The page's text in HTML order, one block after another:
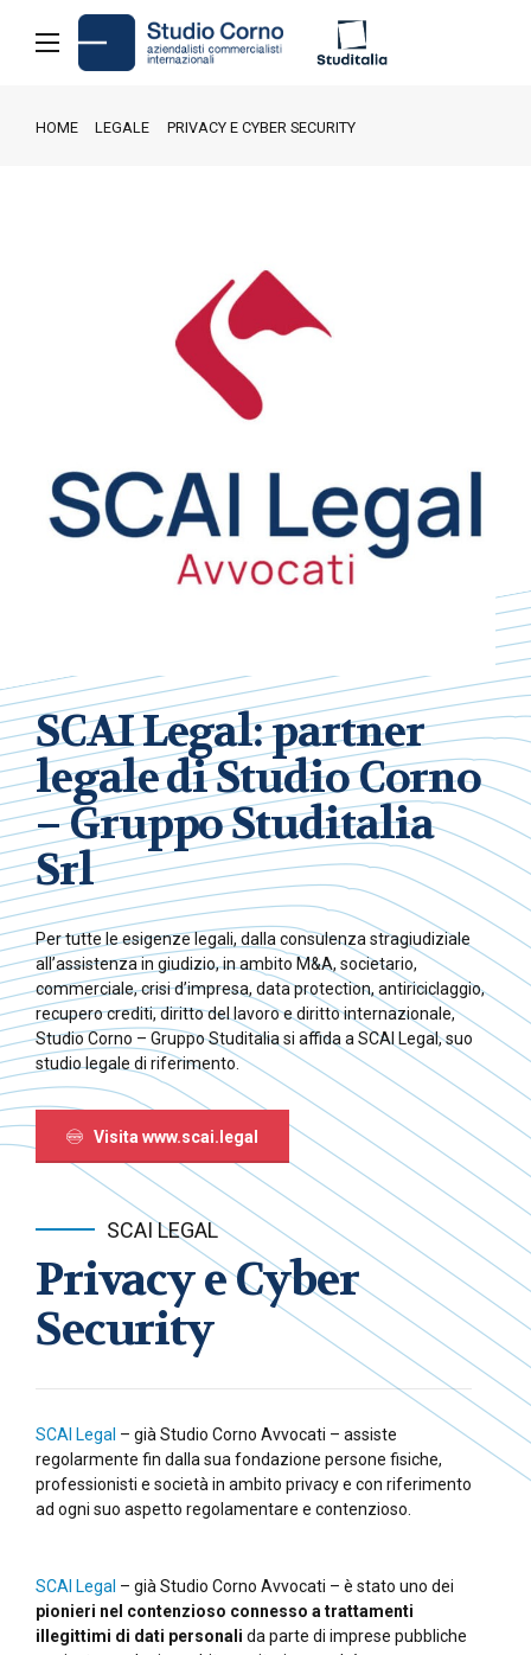
HOME LEGALE PRIVACY E CYBER SECURITY
SCAI Legal: partner
legale di Studio Corno
– Gruppo Studitalia
Srl
Per tutte le esigenze legali, dalla consulenza stragiudiziale
all’assistenza in giudizio, in ambito M&A, societario,
commerciale, crisi d’impresa, data protection, antiriciclaggio,
recupero crediti, diritto del lavoro e diritto internazionale,
Studio Corno – Gruppo Studitalia si affida a SCAI Legal, suo
studio legale di riferimento.
Visita www.scai.legal
SCAI LEGAL
Privacy e Cyber
Security
SCAI Legal – già Studio Corno Avvocati – assiste
regolarmente fin dalla sua fondazione persone fisiche,
professionisti e società in ambito privacy e con riferimento
ad ogni suo aspetto regolamentare e contenzioso.
SCAI Legal – già Studio Corno Avvocati – è stato uno dei
pionieri nel contenzioso connesso a trattamenti
illegittimi di dati personali da parte di imprese pubbliche